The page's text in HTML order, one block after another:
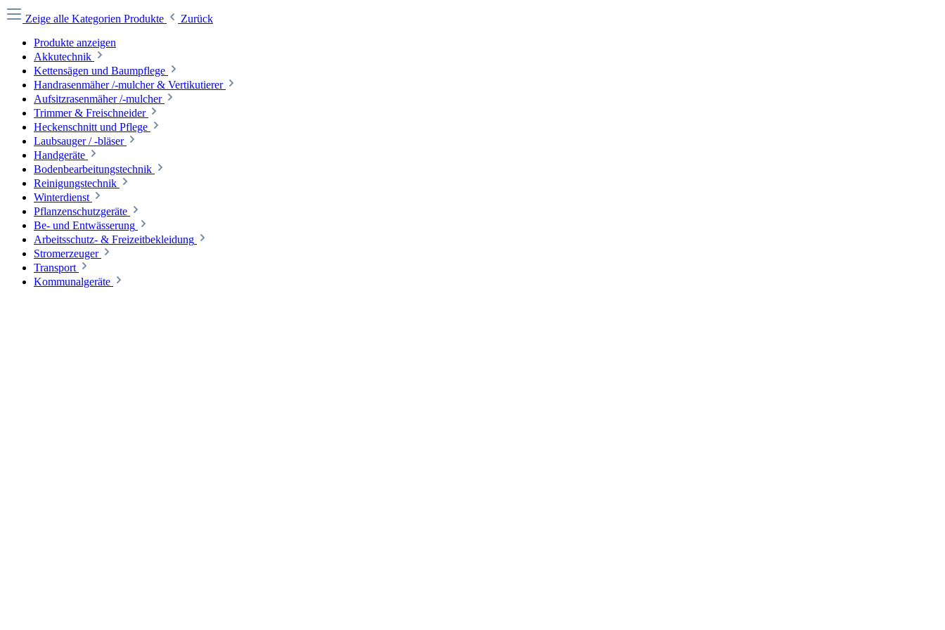
Zeige alle Kategorien Produkte
Zurück
Produkte anzeigen
Akkutechnik
Kettensägen und Baumpflege
Handrasenmäher /-mulcher & Vertikutierer
Aufsitzrasenmäher /-mulcher
Trimmer & Freischneider
Heckenschnitt und Pflege
Laubsauger / -bläser
Handgeräte
Bodenbearbeitungstechnik
Reinigungstechnik
Winterdienst
Pflanzenschutzgeräte
Be- und Entwässerung
Arbeitsschutz- & Freizeitbekleidung
Stromerzeuger
Transport
Kommunalgeräte